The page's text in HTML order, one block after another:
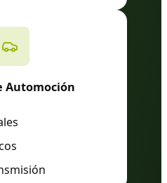
Automoción